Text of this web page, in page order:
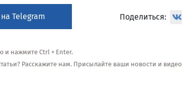
Telegram Поделиться:
нажмите Ctrl + Enter.
Расскажите нам. Присылайте ваши новости и видео